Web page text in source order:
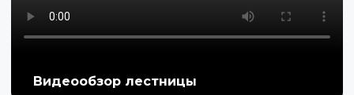
Видеообзор лестницы